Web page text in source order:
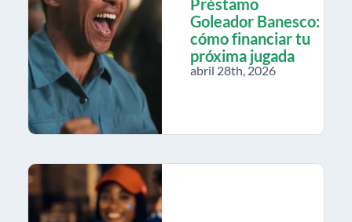
Goleador Banesco:
cómo financiar tu
próxima jugada
abril 28th, 2026